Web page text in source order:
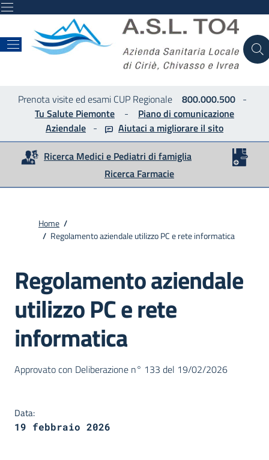
Prenota visite ed esami CUP Regionale 800.000.500-
Tu Salute Piemonte - Piano di comunicazione
Aziendale - Aiutaci a migliorare il sito
Ricerca Medici e Pediatri di famiglia
Ricerca Farmacie
Home /
/ Regolamento aziendale utilizzo PC e rete informatica
Regolamento aziendale
utilizzo PC e rete
informatica
Dettagli della notizia
Approvato con Deliberazione n° 133 del 19/02/2026
Data:
19 febbraio 2026